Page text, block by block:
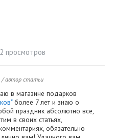
просмотров
/ автор статьи
в магазине подарков
более 7 лет и знаю о
праздник абсолютно все,
в своих статьях,
обязательно